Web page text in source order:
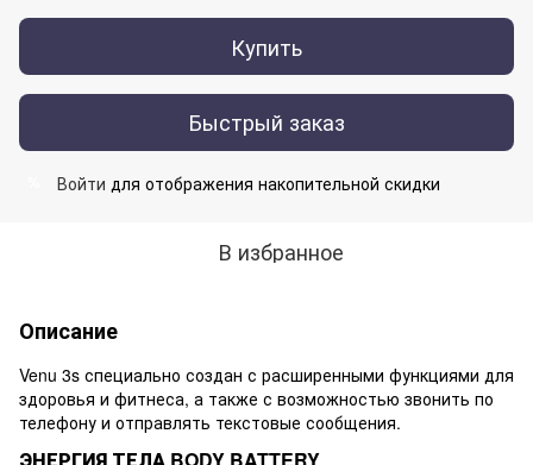
Купить
Быстрый заказ
Войти для отображения накопительной скидки
В избранное
Описание
Venu 3s специально создан с расширенными функциями для
здоровья и фитнеса, а также с возможностью звонить по
телефону и отправлять текстовые сообщения.
ЭНЕРГИЯ ТЕЛА BODY BATTERY